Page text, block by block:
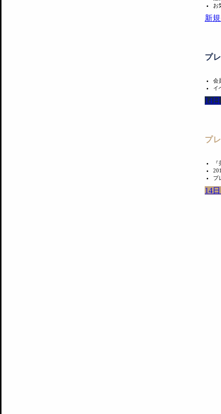
お
新
プ
会
イ
14
プ
プ
14